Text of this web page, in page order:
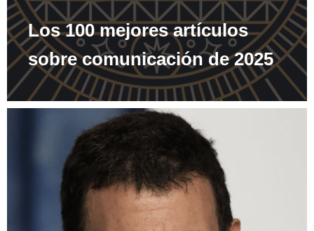
Los 100 mejores artículos
sobre comunicación de 2025